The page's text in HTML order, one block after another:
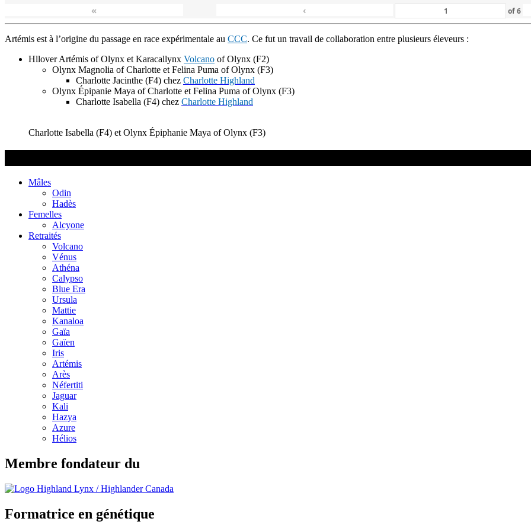
« ‹ of6
Artémis est à l’origine du passage en race expérimentale au CCC. Ce fut un travail de collaboration entre plusieurs éleveurs :
Hllover Artémis of Olynx et Karacallynx Volcano of Olynx (F2)
Olynx Magnolia of Charlotte et Felina Puma of Olynx (F3)
Charlotte Jacinthe (F4) chez Charlotte Highland
Olynx Épipanie Maya of Charlotte et Felina Puma of Olynx (F3)
Charlotte Isabella (F4) chez Charlotte Highland
Charlotte Isabella (F4) et Olynx Épiphanie Maya of Olynx (F3)
Mâles
Odin
Hadès
Femelles
Alcyone
Retraités
Volcano
Vénus
Athéna
Calypso
Blue Era
Ursula
Mattie
Kanaloa
Gaïa
Gaïen
Iris
Artémis
Arès
Néfertiti
Jaguar
Kali
Hazya
Azure
Hélios
Membre fondateur du
Formatrice en génétique